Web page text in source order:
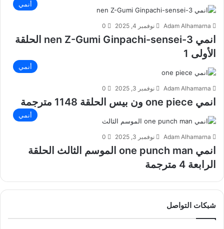
أنمي
Adam Alhamarna نوفمبر 4, 2025 0
انمي 3-nen Z-Gumi Ginpachi-sensei الحلقة
الأولى 1
أنمي
Adam Alhamarna نوفمبر 3, 2025 0
انمي one piece ون بيس الحلقة 1148 مترجمة
أنمي
Adam Alhamarna نوفمبر 3, 2025 0
انمي one punch man الموسم الثالث الحلقة
الرابعة 4 مترجمة
شبكات التواصل